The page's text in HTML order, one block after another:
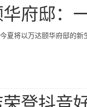
府邸：
夏将以万达颐华府邸的新